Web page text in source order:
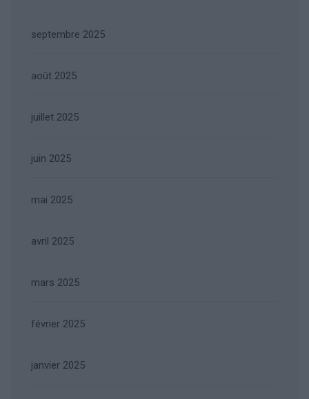
septembre 2025
août 2025
juillet 2025
juin 2025
mai 2025
avril 2025
mars 2025
février 2025
janvier 2025